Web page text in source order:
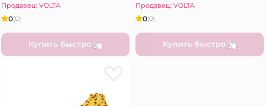
Продавец: VOLTA
0(0)
Купить быстро
Продавец: VOLTA
0(0)
Купить быстро